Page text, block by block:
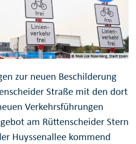
© Rosa Lisa Rosenberg, Stadt Essen
zur neuen Beschilderung
Straße mit den dort
Verkehrsführungen
am Rüttenscheider Stern
Huyssenallee kommend